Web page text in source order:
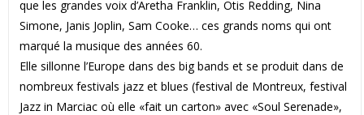
que les grandes voix d’Aretha Franklin, Otis Redding, Nina
Simone, Janis Joplin, Sam Cooke… ces grands noms qui ont
marqué la musique des années 60.
Elle sillonne l’Europe dans des big bands et se produit dans de
nombreux festivals jazz et blues (festival de Montreux, festival
Jazz in Marciac où elle «fait un carton» avec «Soul Serenade»,